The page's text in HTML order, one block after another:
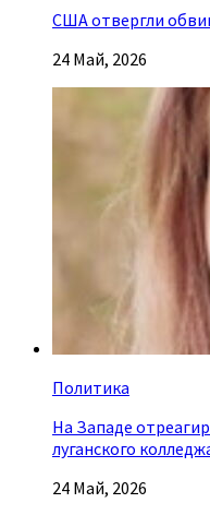
США отвергли
24 Май, 2026
Политика
На Западе
луганского
24 Май, 2026